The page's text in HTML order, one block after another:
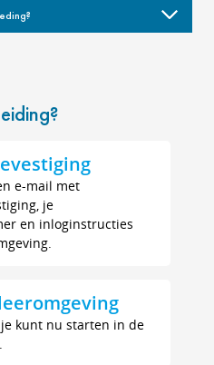
e-mail met
je
en inloginstructies
kunt nu starten in de